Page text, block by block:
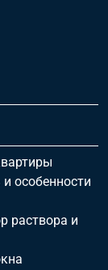
особенности
раствора и